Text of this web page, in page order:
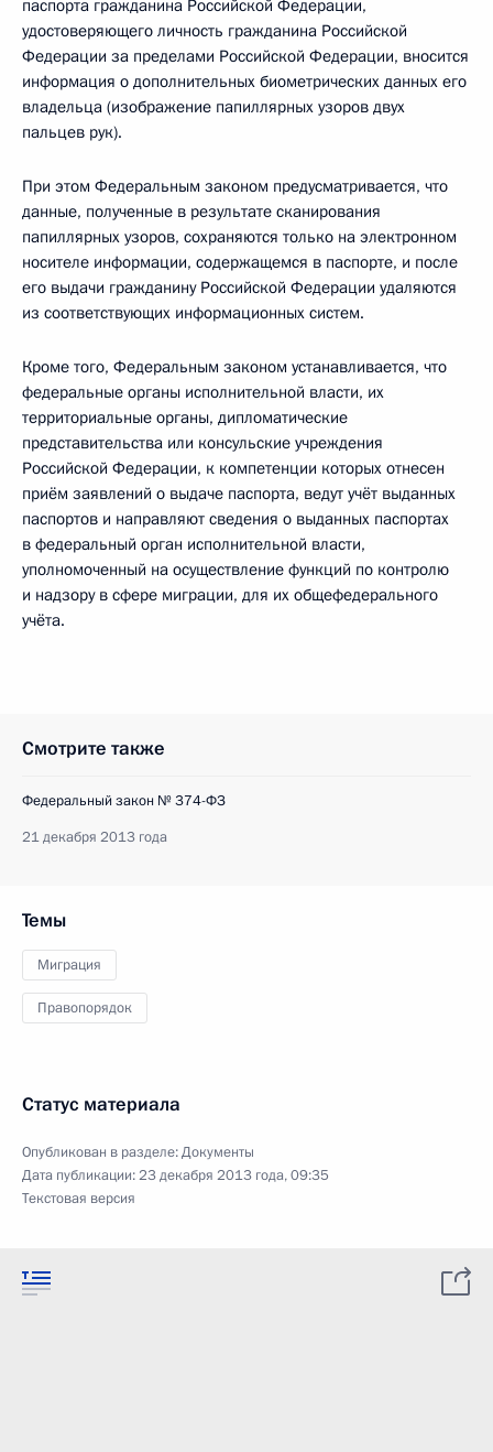
паспорта гражданина Российской Федерации,
удостоверяющего личность гражданина Российской
Федерации за пределами Российской Федерации, вносится
информация о дополнительных биометрических данных его
владельца (изображение папиллярных узоров двух
пальцев рук).
При этом Федеральным законом предусматривается, что
данные, полученные в результате сканирования
папиллярных узоров, сохраняются только на электронном
носителе информации, содержащемся в паспорте, и после
его выдачи гражданину Российской Федерации удаляются
из соответствующих информационных систем.
Кроме того, Федеральным законом устанавливается, что
федеральные органы исполнительной власти, их
территориальные органы, дипломатические
представительства или консульские учреждения
Российской Федерации, к компетенции которых отнесен
приём заявлений о выдаче паспорта, ведут учёт выданных
паспортов и направляют сведения о выданных паспортах
в федеральный орган исполнительной власти,
уполномоченный на осуществление функций по контролю
и надзору в сфере миграции, для их общефедерального
учёта.
Смотрите также
Федеральный закон № 374-ФЗ
21 декабря 2013 года
Темы
Миграция
Правопорядок
Статус материала
Опубликован в разделе:Документы
Дата публикации:23 декабря 2013 года, 09:35
Текстовая версия